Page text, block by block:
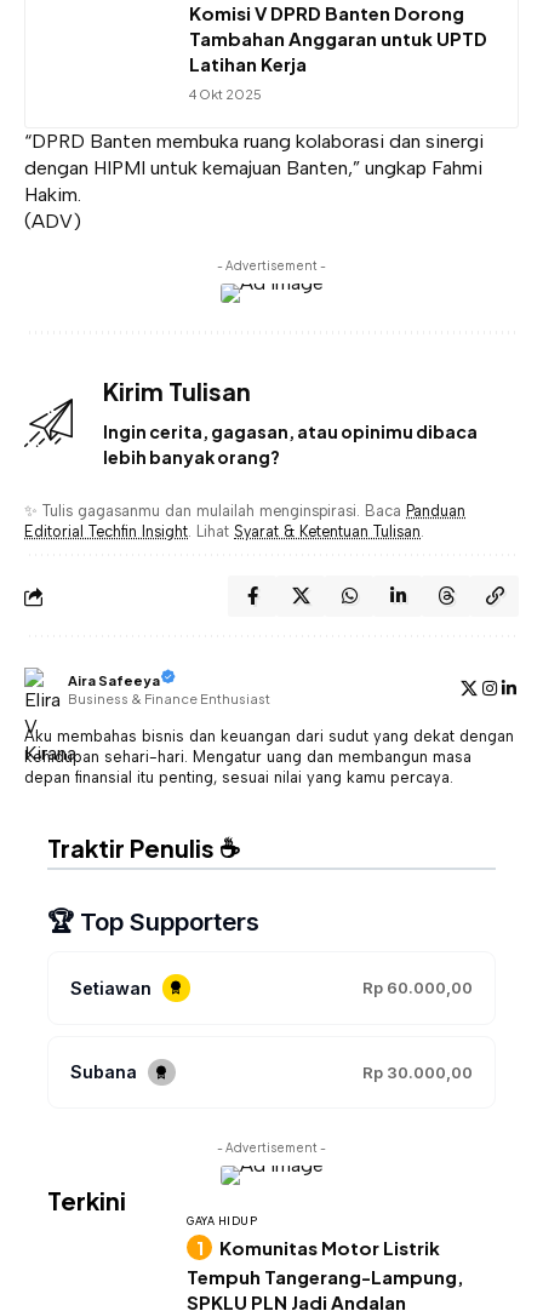
Komisi V DPRD Banten Dorong
Tambahan Anggaran untuk UPTD
Latihan Kerja
4 Okt 2025
“DPRD Banten membuka ruang kolaborasi dan sinergi
dengan HIPMI untuk kemajuan Banten,” ungkap Fahmi
Hakim.
(ADV)
- Advertisement -
Kirim Tulisan
Ingin cerita, gagasan, atau opinimu dibaca
lebih banyak orang?
✨ Tulis gagasanmu dan mulailah menginspirasi. Baca Panduan
Editorial Techfin Insight. Lihat Syarat & Ketentuan Tulisan.
Aira Safeeya
Business & Finance Enthusiast
Aku membahas bisnis dan keuangan dari sudut yang dekat dengan
kehidupan sehari-hari. Mengatur uang dan membangun masa
depan finansial itu penting, sesuai nilai yang kamu percaya.
Traktir Penulis ☕
🏆 Top Supporters
Setiawan Rp 60.000,00
Subana Rp 30.000,00
- Advertisement -
Terkini
GAYA HIDUP
Komunitas Motor Listrik
Tempuh Tangerang-Lampung,
SPKLU PLN Jadi Andalan